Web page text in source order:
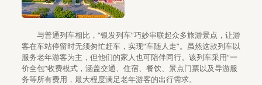
与普通列车相比，“银发列车”巧妙串联起众多旅游景点，让游
客在车站停留时无须匆忙赶车，实现“车随人走”。虽然这款列车以
服务老年游客为主，但他们的家人也可陪伴同行。该列车采用“一
价全包”收费模式，涵盖交通、住宿、餐饮、景点门票以及导游服
务等所有费用，最大程度满足老年游客的出行需求。